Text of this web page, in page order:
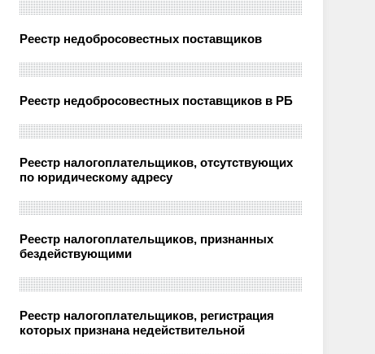
Реестр недобросовестных поставщиков
Реестр недобросовестных поставщиков в РБ
Реестр налогоплательщиков, отсутствующих
по юридическому адресу
Реестр налогоплательщиков, признанных
бездействующими
Реестр налогоплательщиков, регистрация
которых признана недействительной